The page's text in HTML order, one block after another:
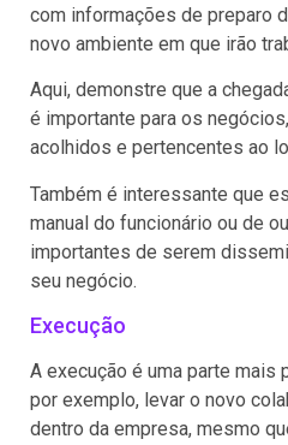
com informações de preparo
novo ambiente em que irão
Aqui, demonstre que a
é importante para os
acolhidos e pertencentes ao
Também é interessante que
manual do funcionário ou de
importantes de serem
seu negócio.
Execução
A execução é uma parte mais
por exemplo, levar o novo
dentro da empresa, mesmo